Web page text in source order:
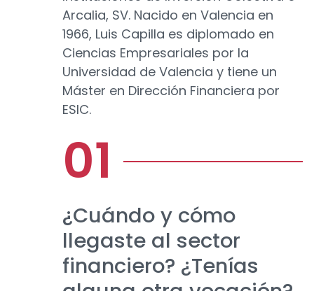
Arcalia, SV. Nacido en Valencia en
1966, Luis Capilla es diplomado en
Ciencias Empresariales por la
Universidad de Valencia y tiene un
Máster en Dirección Financiera por
ESIC.
¿Cuándo y cómo
llegaste al sector
financiero? ¿Tenías